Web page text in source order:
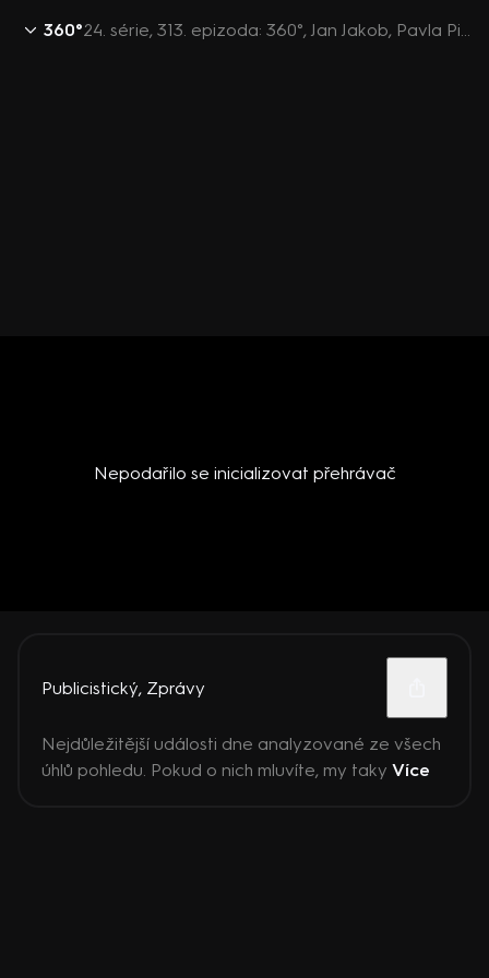
360° 24. série, 313. epizoda: 360°, Jan Jakob, Pavla Pivoňka Vaňková, Aleš Juchelka, Tomio Okamura, Roman Ďurčo - 8.11. v 21:30
Nepodařilo se inicializovat přehrávač
Publicistický, Zprávy
Nejdůležitější události dne analyzované ze všech
úhlů pohledu. Pokud o nich mluvíte, my taky Více